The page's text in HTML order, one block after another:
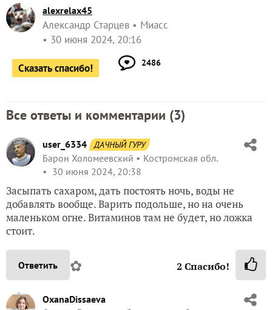
alexrelax45
Александр Старцев
Миасс
30 июня 2024, 20:16
Сказать спасибо! 2486
Все ответы и комментарии (3)
user_6334 ДАЧНЫЙ ГУРУ
Барон Холомеевский
Костромская обл.
30 июня 2024, 20:38
Засыпать сахаром, дать постоять ночь, воды не
добавлять вообще. Варить подольше, но на очень
маленьком огне. Витаминов там не будет, но ложка
стоит.
Ответить ✿ 2 Спасибо!
OxanaDissaeva